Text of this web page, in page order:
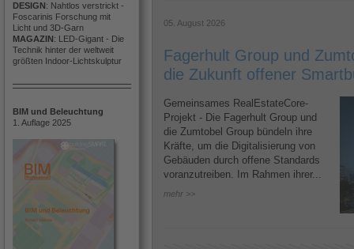
DESIGN: Nahtlos verstrickt -
Foscarinis Forschung mit
Licht und 3D-Garn
MAGAZIN: LED-Gigant - Die
Technik hinter der weltweit
größten Indoor-Lichtskulptur
BIM und Beleuchtung
1. Auflage 2025
05. August 2026
Fagerhult Group und
die Zukunft offener
Gemeinsames RealEstateCore-
Projekt - Die Fagerhult Group und
die Zumtobel Group bündeln ihre
Kräfte, um die Digitalisierung von
Gebäuden durch offene Standards
voranzutreiben. Im Rahmen ihrer...
mehr >>